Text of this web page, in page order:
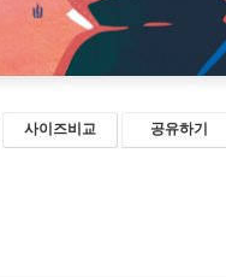
사이즈비교 공유하기